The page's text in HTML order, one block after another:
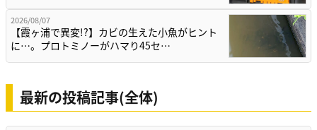
2026/08/07
【霞ヶ浦で異変!?】カビの生えた小魚がヒント
に…。プロトミノーがハマり45セ…
最新の投稿記事(全体)